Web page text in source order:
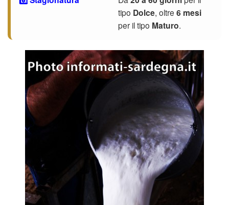
tipo Dolce, oltre 6 mesi
per il tipo Maturo.